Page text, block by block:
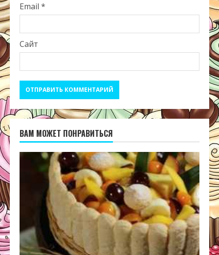
Email *
Сайт
ВАМ МОЖЕТ ПОНРАВИТЬСЯ